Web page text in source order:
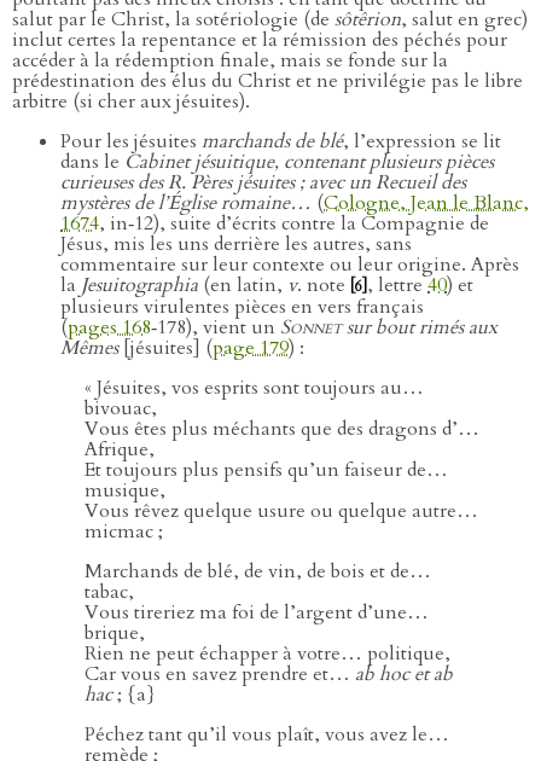
salut par le Christ, la sotériologie (de sôtêrion, salut en grec)
inclut certes la repentance et la rémission des péchés pour
accéder à la rédemption finale, mais se fonde sur la
prédestination des élus du Christ et ne privilégie pas le libre
arbitre (si cher aux jésuites).
Pour les jésuites marchands de blé, l’expression se lit
dans le Cabinet jésuitique, contenant plusieurs pièces
curieuses des R. Pères jésuites ; avec un Recueil des
mystères de l’Église romaine… (Cologne, Jean le Blanc,
1674, in‑12), suite d’écrits contre la Compagnie de
Jésus, mis les uns derrière les autres, sans
commentaire sur leur contexte ou leur origine. Après
la Jesuitographia (en latin, v. note [6] , lettre40) et
plusieurs virulentes pièces en vers français
(pages 168‑178), vient un Sonnetsur bout rimés aux
Mêmes[jésuites] (page 179) :
« Jésuites, vos esprits sont toujours au…
bivouac,
Vous êtes plus méchants que des dragons d’…
Afrique,
Et toujours plus pensifs qu’un faiseur de…
musique,
Vous rêvez quelque usure ou quelque autre…
micmac ;
Marchands de blé, de vin, de bois et de…
tabac,
Vous tireriez ma foi de l’argent d’une…
brique,
Rien ne peut échapper à votre… politique,
Car vous en savez prendre et… ab hoc et ab
hac; {a}
Péchez tant qu’il vous plaît, vous avez le…
remède ;